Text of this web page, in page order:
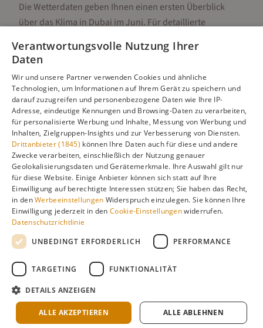
Die Wetterdaten geben Ihnen einen ersten Überblick
über das Klima in Dubai im Juni. Für detaillierte
Unterschieden, Aktivitäten und Reisetipps besuchen Sie
Alle Infos zur besten ReisezeitDubai
Gefällt dir diese Seite? Teile sie auf Pinterest!
Auf Pinterest merken
uns
Recherche & redaktionelle Aufbereitung ·
Methode
Verantwortungsvolle Nutzung Ihrer
Daten
Wir und unsere Partner verwenden Cookies und ähnliche
Technologien, um Informationen auf Ihrem Gerät zu speichern und
darauf zuzugreifen und personenbezogene Daten wie Ihre IP-
Adresse, eindeutige Kennungen und Browsing-Daten zu verarbeiten,
für personalisierte Werbung und Inhalte, Messung von Werbung und
Inhalten, Zielgruppen-Insights und zur Verbesserung von Diensten.
Drittanbieter (1845) können Ihre Daten auch für diese und andere
Zwecke verarbeiten, einschließlich der Nutzung genauer
Geolokalisierungsdaten und Gerätemerkmale. Ihre Auswahl gilt nur
für diese Website. Einige Anbieter können sich statt auf Ihre
Einwilligung auf berechtigte Interessen stützen; Sie haben das Recht,
in denWerbeeinstellungen Widerspruch einzulegen. Sie können Ihre
Einwilligung jederzeit in denCookie-Einstellungenwiderrufen.
Datenschutzrichtlinie
UNBEDINGT ERFORDERLICH
PERFORMANCE
TARGETING FUNKTIONALITÄT
DETAILS ANZEIGEN
ALLE AKZEPTIEREN ALLE ABLEHNEN